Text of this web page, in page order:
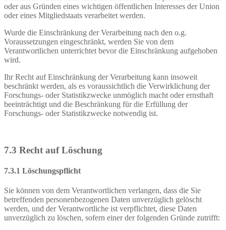
oder aus Gründen eines wichtigen öffentlichen Interesses der Union
oder eines Mitgliedstaats verarbeitet werden.
Wurde die Einschränkung der Verarbeitung nach den o.g.
Voraussetzungen eingeschränkt, werden Sie von dem
Verantwortlichen unterrichtet bevor die Einschränkung aufgehoben
wird.
Ihr Recht auf Einschränkung der Verarbeitung kann insoweit
beschränkt werden, als es voraussichtlich die Verwirklichung der
Forschungs- oder Statistikzwecke unmöglich macht oder ernsthaft
beeinträchtigt und die Beschränkung für die Erfüllung der
Forschungs- oder Statistikzwecke notwendig ist.
7.3 Recht auf Löschung
7.3.1 Löschungspflicht
Sie können von dem Verantwortlichen verlangen, dass die Sie
betreffenden personenbezogenen Daten unverzüglich gelöscht
werden, und der Verantwortliche ist verpflichtet, diese Daten
unverzüglich zu löschen, sofern einer der folgenden Gründe zutrifft: